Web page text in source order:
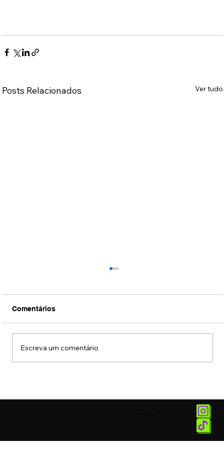
Posts Relacionados Ver tudo
Comentários
Escreva um comentário